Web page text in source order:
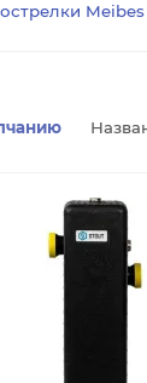
Meibes